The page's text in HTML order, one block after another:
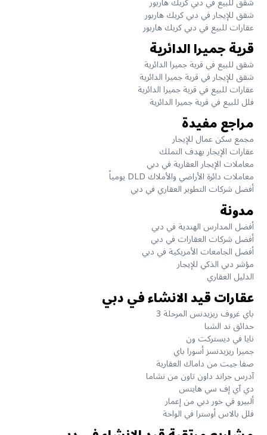
شقق للإيجار في دبي كريك هاربور
عقارات للبيع في دبي كريك هاربور
قرية جميرا الدائرية
شقق للبيع في قرية جميرا الدائرية
شقق للإيجار في قرية جميرا الدائرية
عقارات للبيع في قرية جميرا الدائرية
فلل للبيع في قرية جميرا الدائرية
مراجع مفيدة
مجمع سكن عمال للإيجار
عقارات الإيجار بهدف التملك
معاملات الإيجار العقارية في دبي
معاملات دائرة الأراضي والأملاك DLD يومياً
أفضل شركات التطوير العقاري في دبي
مدونة
أفضل المدارس الهندية في دبي
أفضل شركات العقارات في دبي
أفضل الجامعات الأمريكية في دبي
مؤشر دبي الذكي للإيجار
الدليل العقاري
عقارات قيد الانشاء في دبي
باي غروف ريزيدنس المرحلة 3
حدائق ند الشبا
نايا في ديستركت ون
جميرا ريزيدنسز أسورا باي
صفا جيت من داماك العقارية
آدرس جراند داون تاون من نشاما
دي آي إف سي هايتس
ألبيرو في خور دبي من إعمار
فلل بالاس أوسترا في الواحة